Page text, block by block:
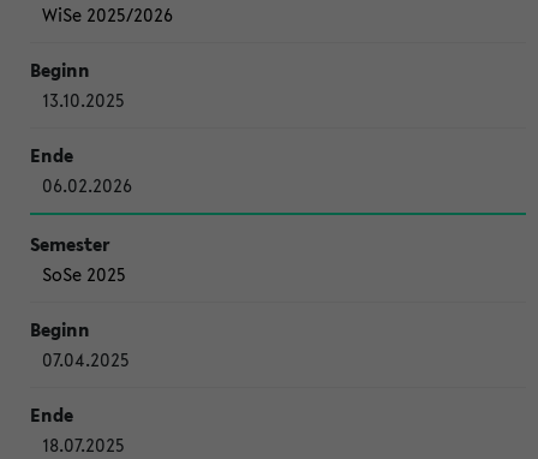
WiSe 2025/2026
13.10.2025
06.02.2026
SoSe 2025
07.04.2025
18.07.2025